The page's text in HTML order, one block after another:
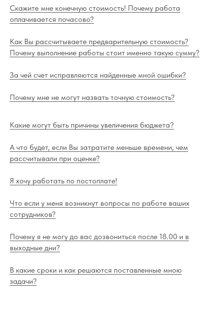
Скажите мне конечную стоимость! Почему работа
оплачивается почасово?
Как Вы рассчитываете предварительную стоимость?
Почему выполнение работы стоит именно такую сумму?
За чей счет исправляются найденные мной ошибки?
Почему мне не могут назвать точную стоимость?
Какие могут быть причины увеличения бюджета?
А что будет, если Вы затратите меньше времени, чем
рассчитывали при оценке?
Я хочу работать по постоплате!
Что если у меня возникнут вопросы по работе ваших
сотрудников?
Почему я не могу до вас дозвониться после 18.00 и в
выходные дни?
В какие сроки и как решаются поставленные мною
задачи?